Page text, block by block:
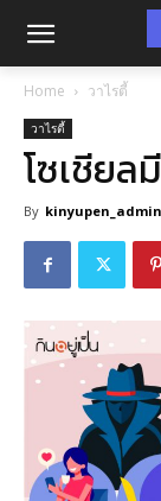
Home วาไรตี้
วาไรตี้
โซเชียล
By kinyupen_admin